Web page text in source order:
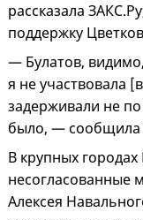
рассказала
поддержку
— Булатов,
я не участвовала
задерживали не
было, —
В крупных
несогласованные
Алексея